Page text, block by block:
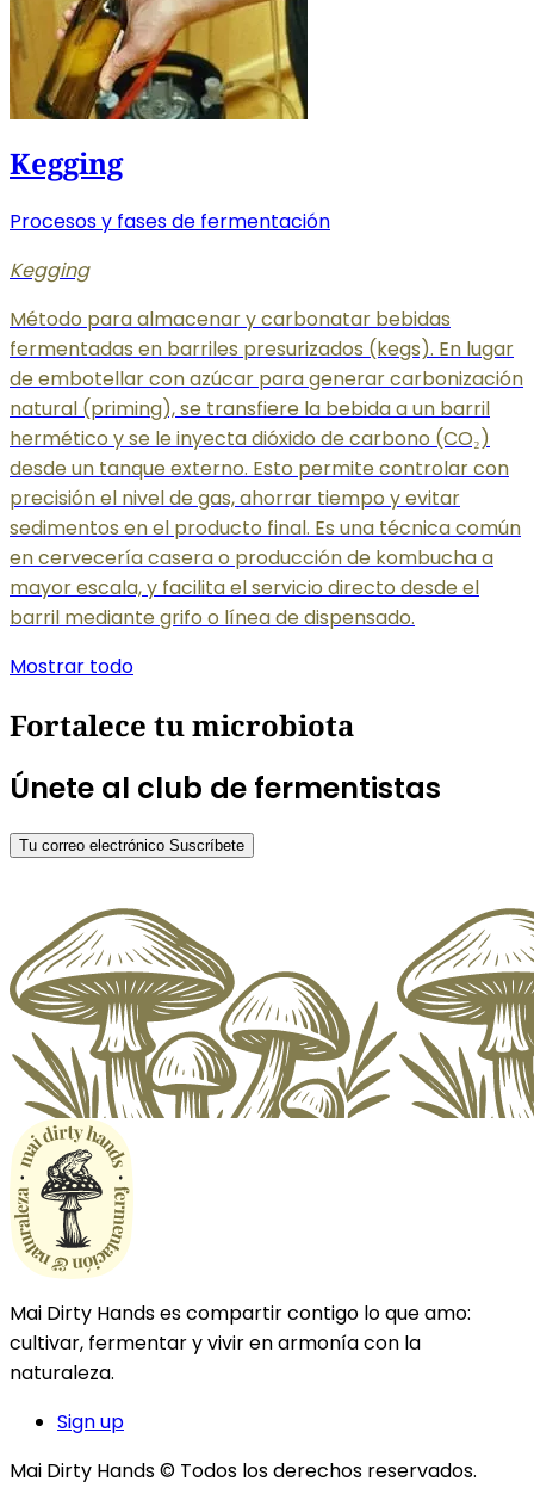
Kegging
Procesos y fases de fermentación
Kegging
Método para almacenar y carbonatar bebidas
fermentadas en barriles presurizados (kegs). En lugar
de embotellar con azúcar para generar carbonización
natural (priming), se transfiere la bebida a un barril
hermético y se le inyecta dióxido de carbono (CO₂)
desde un tanque externo. Esto permite controlar con
precisión el nivel de gas, ahorrar tiempo y evitar
sedimentos en el producto final. Es una técnica común
en cervecería casera o producción de kombucha a
mayor escala, y facilita el servicio directo desde el
barril mediante grifo o línea de dispensado.
Mostrar todo
Fortalece tu microbiota
Únete al club de fermentistas
Tu correo electrónico Suscríbete
Mai Dirty Hands es compartir contigo lo que amo:
cultivar, fermentar y vivir en armonía con la
naturaleza.
Sign up
Mai Dirty Hands © Todos los derechos reservados.